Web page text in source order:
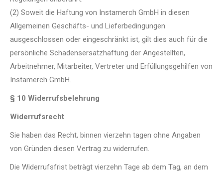
(2) Soweit die Haftung von Instamerch GmbH in diesen
Allgemeinen Geschäfts- und Lieferbedingungen
ausgeschlossen oder eingeschränkt ist, gilt dies auch für die
persönliche Schadensersatzhaftung der Angestellten,
Arbeitnehmer, Mitarbeiter, Vertreter und Erfüllungsgehilfen von
Instamerch GmbH.
§ 10 Widerrufsbelehrung
Widerrufsrecht
Sie haben das Recht, binnen vierzehn tagen ohne Angaben
von Gründen diesen Vertrag zu widerrufen.
Die Widerrufsfrist beträgt vierzehn Tage ab dem Tag, an dem